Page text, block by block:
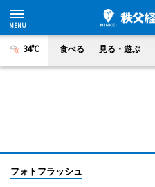
34°C 食べる 見る・遊ぶ
フォトフラッシュ